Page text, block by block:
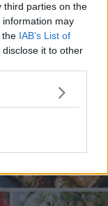
third parties on the
information may
the IAB’s List of
it to other
termică